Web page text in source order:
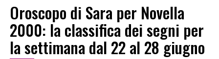
Oroscopo di Sara per Novella
2000: la classifica dei segni per
la settimana dal 22 al 28 giugno